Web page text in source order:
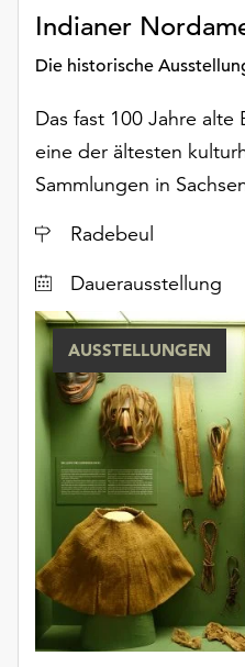
Indianer
Die historische
Das fast 100 Jahre
eine der ältesten
Sammlungen in
Ort
Radebeul
Dauerausstellung
AUSSTELLUNGEN